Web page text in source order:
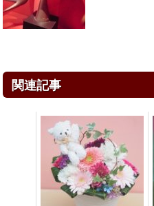
関連記事